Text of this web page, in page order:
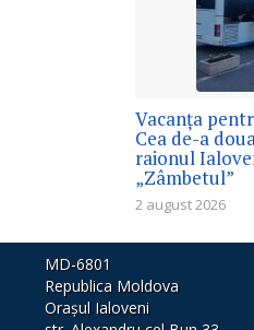
Vacanța
Cea de-a
raionul
„Zâmbetul”
2 august 2026
MD-6801
Republica Moldova
Orașul Ialoveni